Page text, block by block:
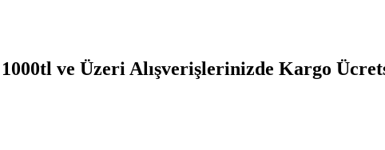
1000tl ve Üzeri Alışverişlerinizde Kargo